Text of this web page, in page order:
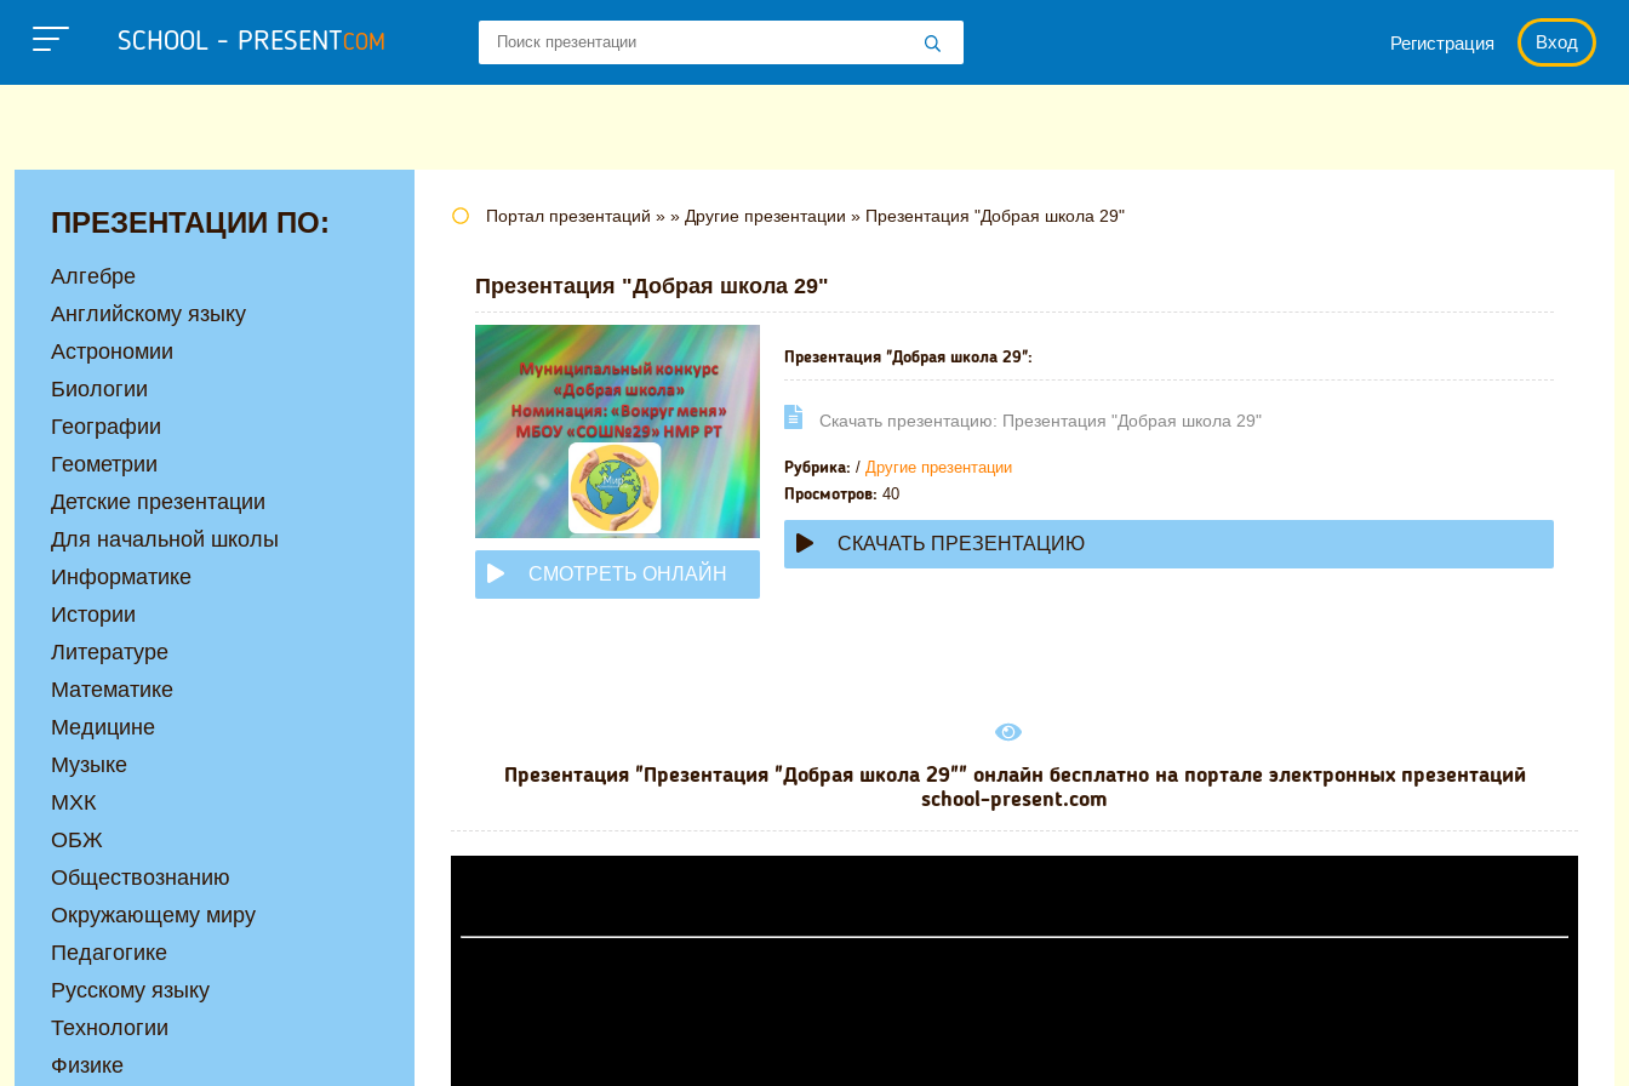
SCHOOL - PRESENTCOM Регистрация Вход
Портал презентаций » » Другие презентации » Презентация "Добрая школа 29"
Презентация "Добрая школа 29"
СМОТРЕТЬ ОНЛАЙН
Презентация "Добрая школа 29":
Cкачать презентацию: Презентация "Добрая школа 29"
Рубрика: / Другие презентации
Просмотров: 40
СКАЧАТЬ ПРЕЗЕНТАЦИЮ
Презентация "Презентация "Добрая школа 29"" онлайн бесплатно на портале электронных презентаций
school-present.com
ПРЕЗЕНТАЦИИ ПО:
Алгебре
Английскому языку
Астрономии
Биологии
Географии
Геометрии
Детские презентации
Для начальной школы
Информатике
Истории
Литературе
Математике
Медицине
Музыке
МХК
ОБЖ
Обществознанию
Окружающему миру
Педагогике
Русскому языку
Технологии
Физике